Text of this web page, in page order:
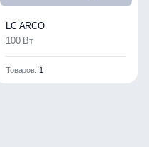
LC ARCO
100 Вт
Товаров: 1